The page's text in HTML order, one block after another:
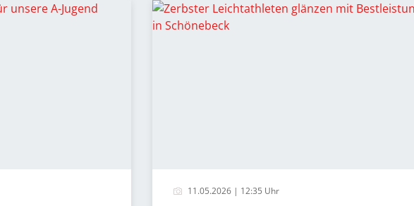
11.05.2026 | 12:35 Uhr